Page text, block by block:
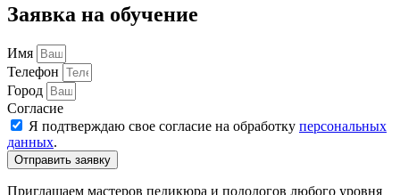
Заявка на обучение
Имя
Телефон
Город
Согласие
Я подтверждаю свое согласие на обработку персональных
данных.
Отправить заявку
Приглашаем мастеров педикюра и подологов любого уровня